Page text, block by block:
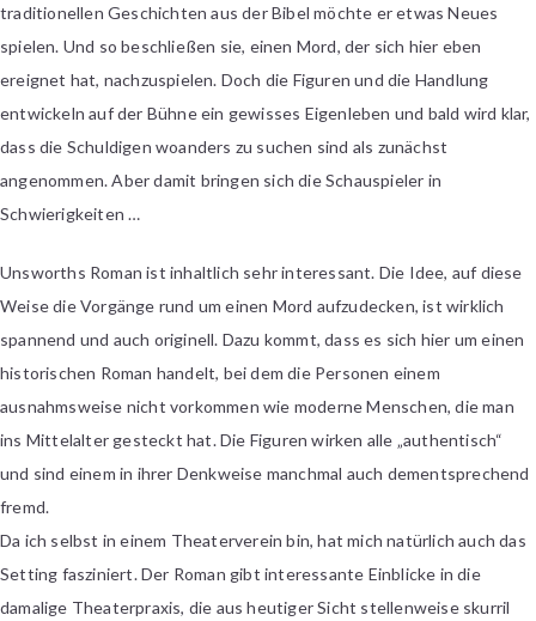
traditionellen Geschichten aus der Bibel möchte er etwas Neues
spielen. Und so beschließen sie, einen Mord, der sich hier eben
ereignet hat, nachzuspielen. Doch die Figuren und die Handlung
entwickeln auf der Bühne ein gewisses Eigenleben und bald wird klar,
dass die Schuldigen woanders zu suchen sind als zunächst
angenommen. Aber damit bringen sich die Schauspieler in
Schwierigkeiten …
Unsworths Roman ist inhaltlich sehr interessant. Die Idee, auf diese
Weise die Vorgänge rund um einen Mord aufzudecken, ist wirklich
spannend und auch originell. Dazu kommt, dass es sich hier um einen
historischen Roman handelt, bei dem die Personen einem
ausnahmsweise nicht vorkommen wie moderne Menschen, die man
ins Mittelalter gesteckt hat. Die Figuren wirken alle „authentisch“
und sind einem in ihrer Denkweise manchmal auch dementsprechend
fremd.
Da ich selbst in einem Theaterverein bin, hat mich natürlich auch das
Setting fasziniert. Der Roman gibt interessante Einblicke in die
damalige Theaterpraxis, die aus heutiger Sicht stellenweise skurril